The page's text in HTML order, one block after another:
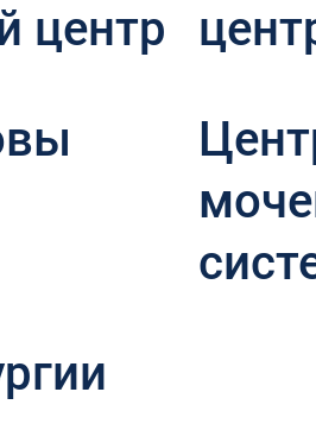
центр